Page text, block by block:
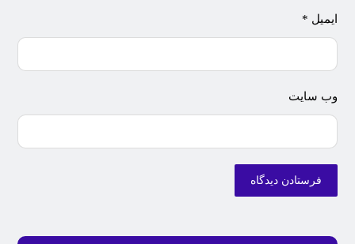
ایمیل *
وب‌ سایت
فرستادن دیدگاه